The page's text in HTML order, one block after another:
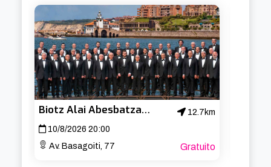
Biotz Alai Abesbatza – Concierto de San Lorenzo
12.7km
10/8/2026 20:00
Av. Basagoiti, 77
Gratuito